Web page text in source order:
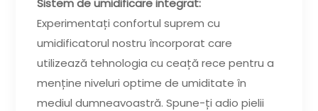
Experimentați confortul suprem cu
umidificatorul nostru încorporat care
utilizează tehnologia cu ceață rece pentru a
menține niveluri optime de umiditate în
mediul dumneavoastră. Spune-ți adio pielii